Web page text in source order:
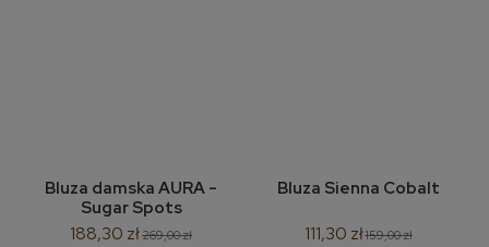
Bluza damska AURA -
Sugar Spots
188,30 zł269,00 zł
Bluza Sienna Cobalt
111,30 zł159,00 zł